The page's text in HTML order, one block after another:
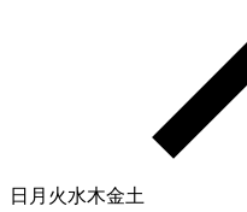
日 月 火水木金土